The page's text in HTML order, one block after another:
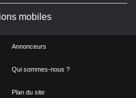
mobiles
Annonceurs
Qui sommes-nous ?
Plan du site